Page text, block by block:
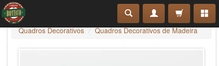
Quadros Decorativos Quadros Decorativos de Madeira